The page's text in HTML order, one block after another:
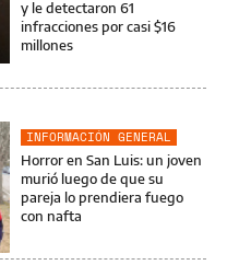
y le detectaron 61
infracciones por casi $16
millones
INFORMACIÓN GENERAL
Horror en San Luis: un joven
murió luego de que su
pareja lo prendiera fuego
con nafta